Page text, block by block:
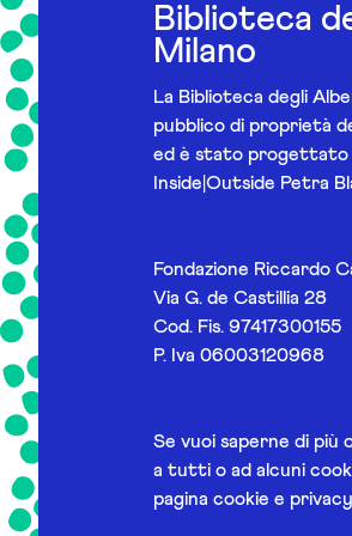
Biblioteca
Milano
La Biblioteca degli
pubblico di proprietà
ed è stato progettato
Inside|Outside Petra
Fondazione Riccardo
Via G. de Castillia 28
Cod. Fis. 97417300155
P. Iva 06003120968
Se vuoi saperne di più
a tutti o ad alcuni
pagina cookie e